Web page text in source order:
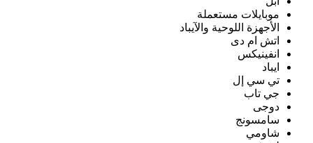
موبايلات مستعملة
الأجهزة اللوحية والآيباد
اتش ام دى
انفينيكس
ايباد
تي سي إل
جي تاب
دوجى
سامسونج
شاومي